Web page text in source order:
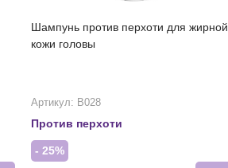
Шампунь против перхоти для жирной
кожи головы
Артикул: В028
Против перхоти
- 25%